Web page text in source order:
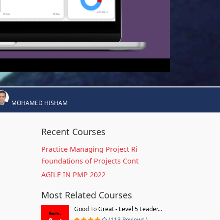
MOHAMED HISHAM
Recent Courses
Practice Managing Project Ri
Foundations of Projects Cont
AGILE IN PMP 2022
Most Related Courses
Good To Great - Level 5 Leader...